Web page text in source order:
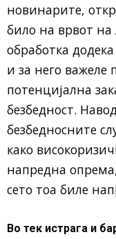
новинарите,
било на врвот на
обработка
и за него важеле
потенцијална
безбедност.
безбедносните
како
напредна
сето тоа биле
Во тек истрага и